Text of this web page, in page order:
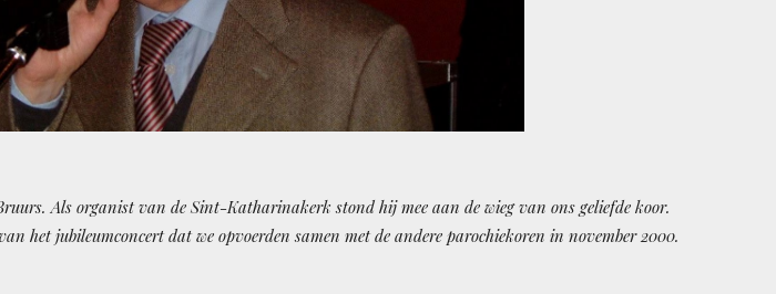
. Als organist van de Sint-Katharinakerk stond hij mee aan de wieg van ons geliefde koor.
het jubileumconcert dat we opvoerden samen met de andere parochiekoren in november 2000.